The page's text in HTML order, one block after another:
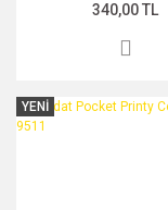
340,00 TL
YENİ